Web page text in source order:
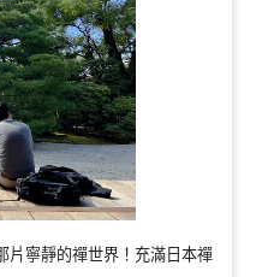
片寧靜的禪世界！充滿日本禪